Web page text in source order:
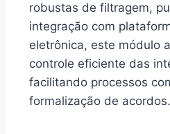
robustas de filtragem,
integração com
eletrônica, este módulo
controle eficiente das
facilitando processos
formalização de acordos.